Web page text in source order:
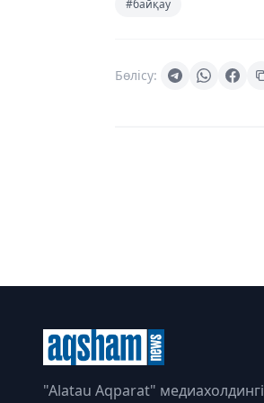
#байқау
Бөлісу:
"Alatau Aqparat" медиахолдингі